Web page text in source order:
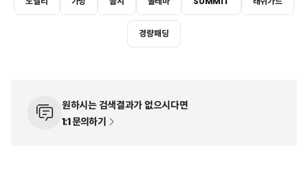
경량패딩
원하시는 검색결과가 없으시다면
1:1 문의하기